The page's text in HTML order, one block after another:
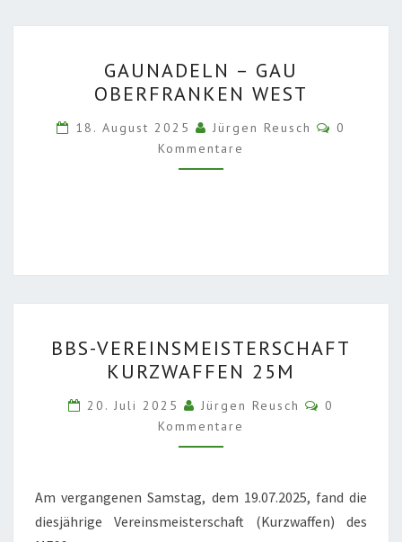
–
GAU
OBERFRANKEN
WEST
GAUNADELN – GAU
OBERFRANKEN WEST
18. August 2025 Jürgen Reusch
0
Kommentare
VEREINSMEISTERSCHAFT
KURZWAFFEN
25M
BBS-VEREINSMEISTERSCHAFT
KURZWAFFEN 25M
20. Juli 2025 Jürgen Reusch
0
Kommentare
Am vergangenen Samstag, dem 19.07.2025, fand die
diesjährige Vereinsmeisterschaft (Kurzwaffen) des